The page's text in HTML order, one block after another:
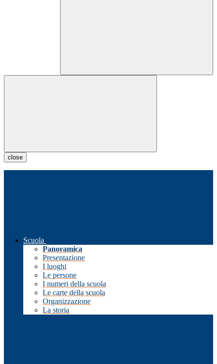
close
Scuola
Panoramica
Presentazione
I luoghi
Le persone
I numeri della scuola
Le carte della scuola
Organizzazione
La storia